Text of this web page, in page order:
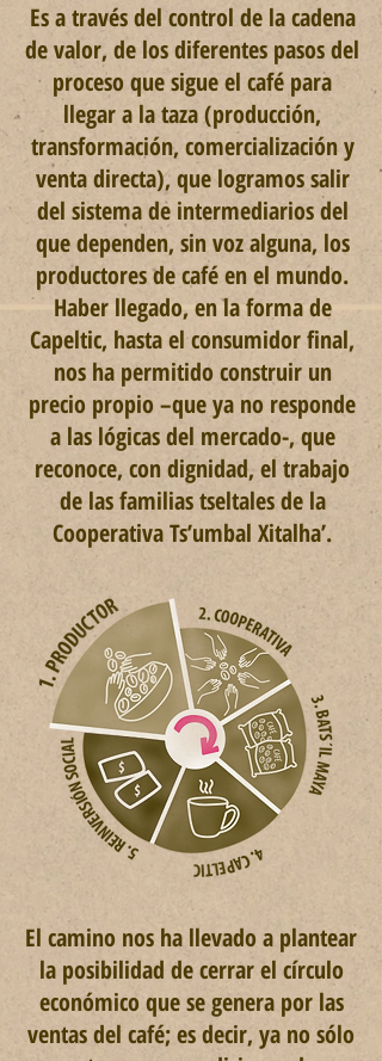
Es a través del control de la cadena
de valor, de los diferentes pasos del
proceso que sigue el café para
llegar a la taza (producción,
transformación, comercialización y
venta directa), que logramos salir
del sistema de intermediarios del
que dependen, sin voz alguna, los
productores de café en el mundo.
Haber llegado, en la forma de
Capeltic, hasta el consumidor final,
nos ha permitido construir un
precio propio –que ya no responde
a las lógicas del mercado-, que
reconoce, con dignidad, el trabajo
de las familias tseltales de la
Cooperativa Ts’umbal Xitalha’.
El camino nos ha llevado a plantear
la posibilidad de cerrar el círculo
económico que se genera por las
ventas del café; es decir, ya no sólo